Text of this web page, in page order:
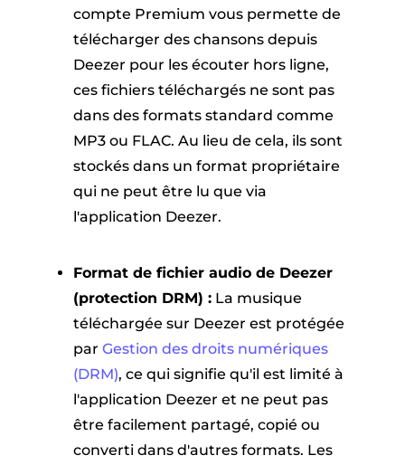
compte Premium vous permette de
télécharger des chansons depuis
Deezer pour les écouter hors ligne,
ces fichiers téléchargés ne sont pas
dans des formats standard comme
MP3 ou FLAC. Au lieu de cela, ils sont
stockés dans un format propriétaire
qui ne peut être lu que via
l'application Deezer.
Format de fichier audio de Deezer
(protection DRM) :La musique
téléchargée sur Deezer est protégée
par Gestion des droits numériques
(DRM), ce qui signifie qu'il est limité à
l'application Deezer et ne peut pas
être facilement partagé, copié ou
converti dans d'autres formats. Les